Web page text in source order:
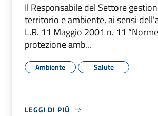
Il Responsabile del Settore
territorio e ambiente, ai sensi
L.R. 11 Maggio 2001 n. 11
protezione amb...
Ambiente Salute
LEGGI DI PIÙ